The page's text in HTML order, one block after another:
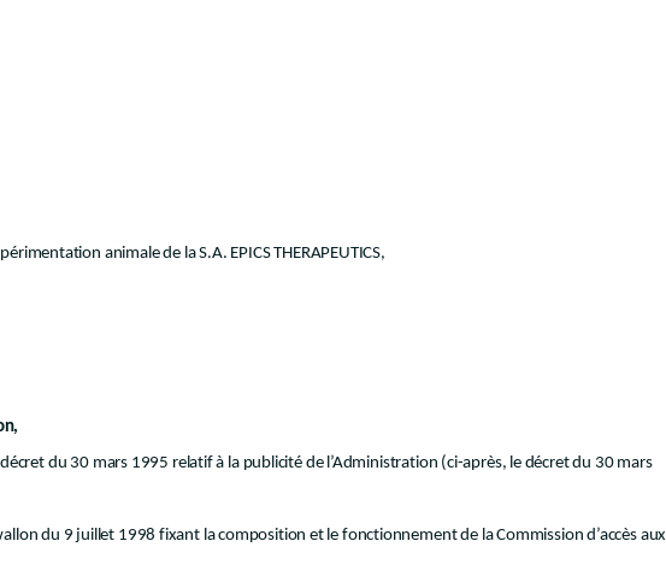
animale de la S.A. EPICS THERAPEUTICS,
du 30 mars 1995 relatif à la publicité de l’Administration (ci-après, le décret du 30 mars
du 9 juillet 1998 fixant la composition et le fonctionnement de la Commission d’accès aux